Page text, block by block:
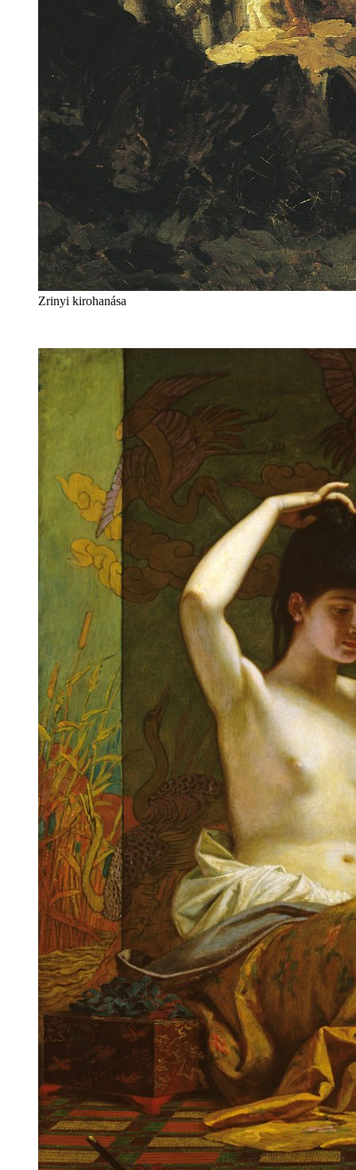
Zrinyi kirohanása